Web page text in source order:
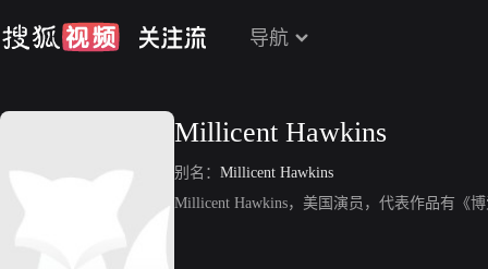
导航
Millicent Hawkins
别名： Millicent Hawkins
Millicent Hawkins，美国演员，代表作品有《